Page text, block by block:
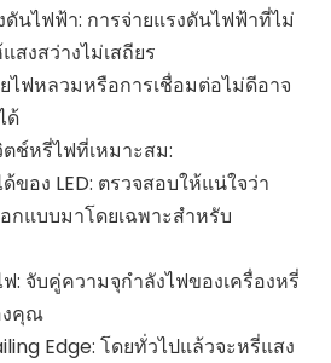
นไฟฟ้า: การจ่ายแรงดันไฟฟ้าที่ไม่
งสว่างไม่เสถียร
ไฟหลวมหรือการเชื่อมต่อไม่ดีอาจ
ด้
ช์หรี่ไฟที่เหมาะสม:
ของ LED: ตรวจสอบให้แน่ใจว่า
กแบบมาโดยเฉพาะสำหรับ
: จับคู่ความจุกำลังไฟของเครื่องหรี่
งคุณ
Edge: โดยทั่วไปแล้วจะหรี่แสง